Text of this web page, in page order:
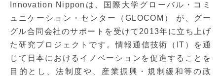
Innovation Nipponは、国際大学グローバル・コミ
ュニケーション・センター（GLOCOM） が、グー
グル合同会社のサポートを受けて2013年に立ち上げ
た研究プロジェクトです。情報通信技術（IT）を通
じて日本におけるイノベーションを促進することを
目的とし、法制度や、産業振興・規制緩和等の政